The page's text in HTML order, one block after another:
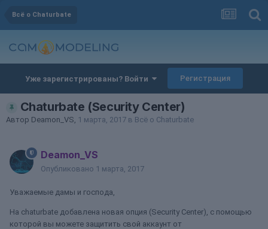
Всё о Chaturbate
Уже зарегистрированы? Войти Регистрация
Chaturbate (Security Center)
Автор Deamon_VS, 1 марта, 2017 в Всё о Chaturbate
Deamon_VS
Опубликовано 1 марта, 2017
Уважаемые дамы и господа,
На chaturbate добавлена новая опция (Security Center), с помощью
которой вы можете защитить свой аккаунт от